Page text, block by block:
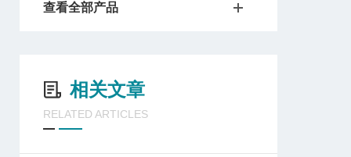
查看全部产品
相关文章
RELATED ARTICLES